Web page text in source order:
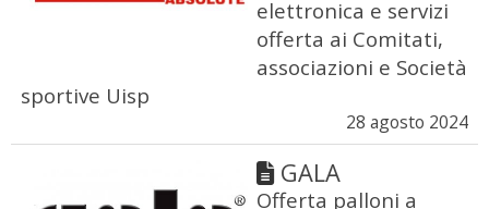
elettronica e servizi
offerta ai Comitati,
associazioni e Società
sportive Uisp
28 agosto 2024
GALA
Offerta palloni a